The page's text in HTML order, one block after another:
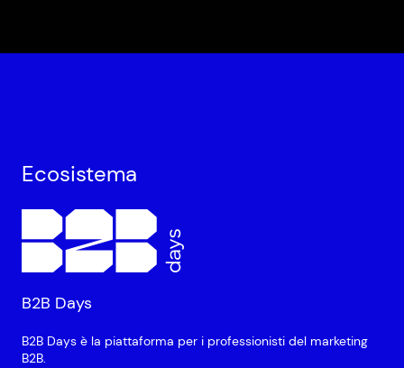
Ecosistema
B2B Days
B2B Days è la piattaforma per i professionisti del marketing
B2B.